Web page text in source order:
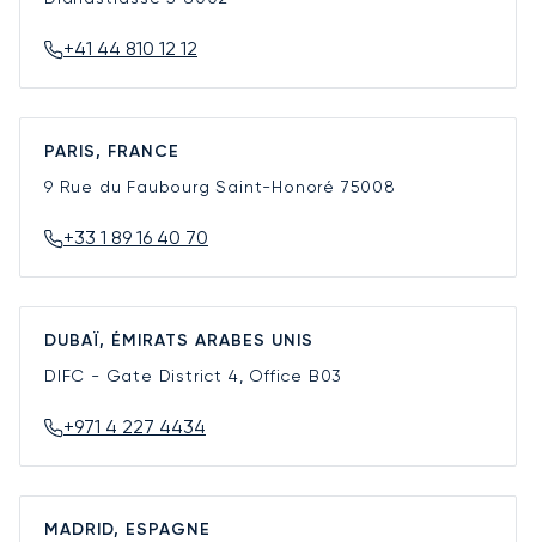
+41 44 810 12 12
PARIS, FRANCE
9 Rue du Faubourg Saint-Honoré 75008
+33 1 89 16 40 70
DUBAÏ, ÉMIRATS ARABES UNIS
DIFC - Gate District 4, Office B03
+971 4 227 4434
MADRID, ESPAGNE